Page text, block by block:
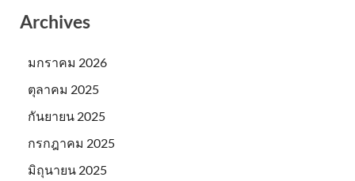
Archives
มกราคม 2026
ตุลาคม 2025
กันยายน 2025
กรกฎาคม 2025
มิถุนายน 2025